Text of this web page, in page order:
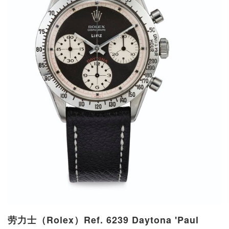
劳力士（Rolex）Ref. 6239 Daytona 'Paul